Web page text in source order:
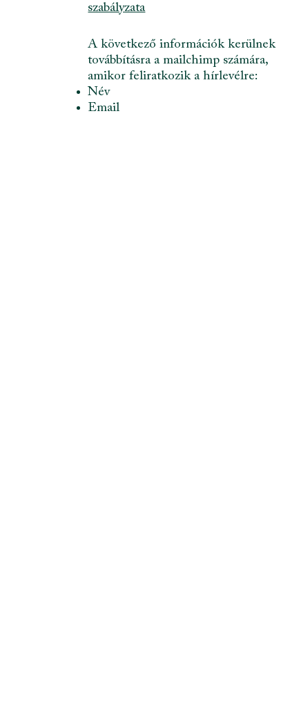
szabályzata
A következő információk kerülnek
továbbításra a mailchimp számára,
amikor feliratkozik a hírlevélre:
Név
Email